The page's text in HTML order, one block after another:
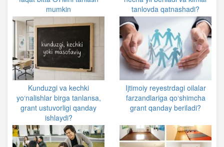
mumkin
tanlovda qatnashadi?
Kunduzgi va kechki
yo‘nalishlar birga tanlansa,
grant ustuvorligi qanday
ishlaydi?
Ijtimoiy reyestrdagi oilalar
farzandlariga qo‘shimcha
grant qanday beriladi?